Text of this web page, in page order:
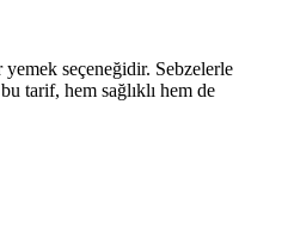
seçeneğidir. Sebzelerle
tarif, hem sağlıklı hem de